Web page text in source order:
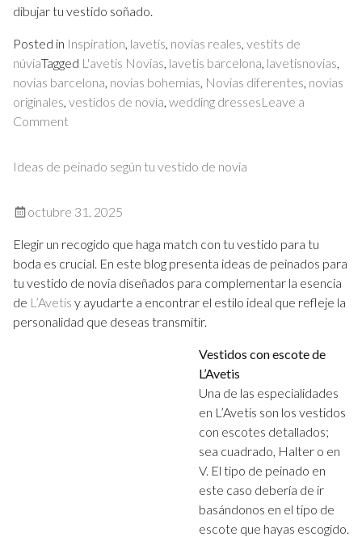
dibujar tu vestido soñado.
Posted in Inspiration, lavetis, novias reales, vestits de
núviaTagged L'avetis Novias, lavetis barcelona, lavetisnovias,
novias barcelona, novias bohemias, Novias diferentes, novias
originales, vestidos de novia, wedding dressesLeave a
Commenton
de
clave
vestido
novia.
Ideas de peinado según tu vestido de novia
octubre 31, 2025
Elegir un recogido que haga match con tu vestido para tu
boda es crucial. En este blog presenta ideas de peinados para
tu vestido de novia diseñados para complementar la esencia
de L’Avetis y ayudarte a encontrar el estilo ideal que refleje la
personalidad que deseas transmitir.
Vestidos con escote de
L’Avetis
Una de las especialidades
en L’Avetis son los vestidos
con escotes detallados;
sea cuadrado, Halter o en
V. El tipo de peinado en
este caso debería de ir
basándonos en el tipo de
escote que hayas escogido.